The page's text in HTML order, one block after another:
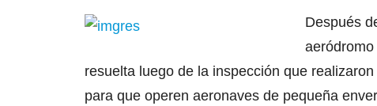
Después
resuelta luego de la inspección que
para que operen aeronaves de pequeña